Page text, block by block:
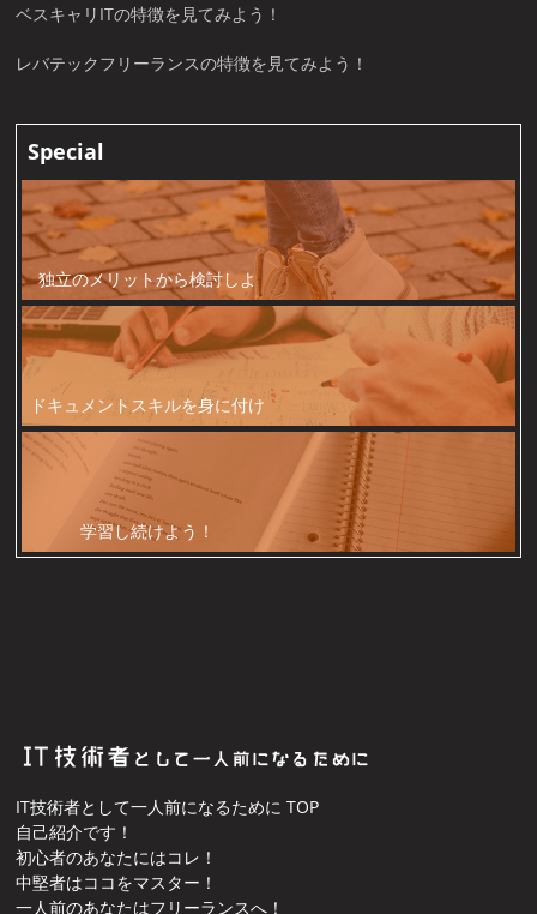
ベスキャリITの特徴を見てみよう！
レバテックフリーランスの特徴を見てみよう！
Special
独立のメリットから検討しよ
う！
ドキュメントスキルを身に付け
よう！
学習し続けよう！
IT技術者として一人前になるために TOP
自己紹介です！
初心者のあなたにはコレ！
中堅者はココをマスター！
一人前のあなたはフリーランスへ！